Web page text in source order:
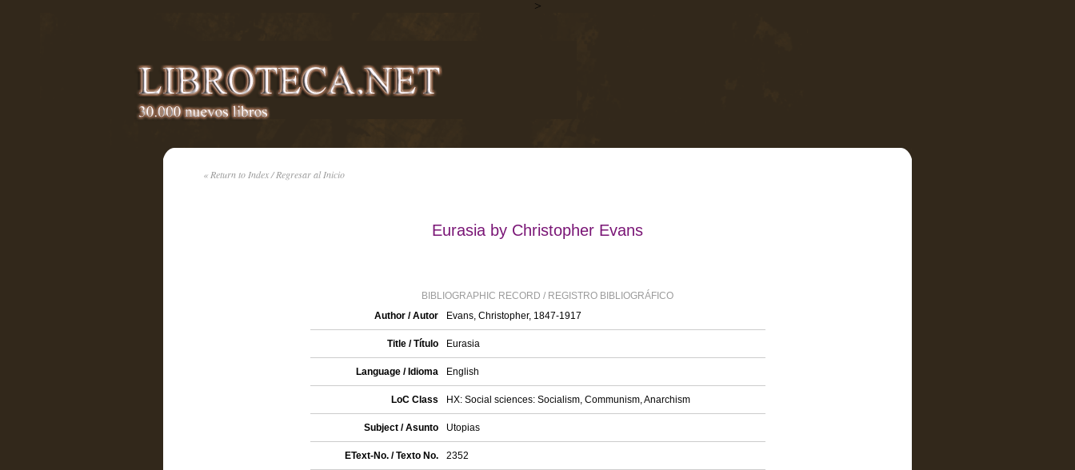
>
« Return to Index / Regresar al Inicio
Eurasia by Christopher Evans
BIBLIOGRAPHIC RECORD / REGISTRO BIBLIOGRÁFICO
Author / Autor
Evans, Christopher, 1847-1917
Title / Título Eurasia
Language / Idioma English
LoC Class HX: Social sciences: Socialism, Communism, Anarchism
Subject / Asunto Utopias
EText-No. / Texto No. 2352